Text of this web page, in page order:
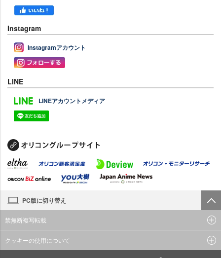
Instagram
Instagramアカウント
LINE
LINEアカウントメディア
PC版に切り替え
禁無断複写転載
クッキーの使用について